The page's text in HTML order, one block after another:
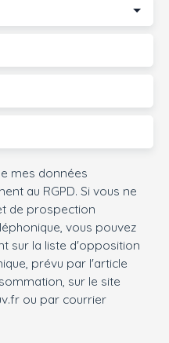
mes données
au RGPD. Si vous ne
de prospection
vous pouvez
sur la liste d'opposition
prévu par l'article
sur le site
ou par courrier